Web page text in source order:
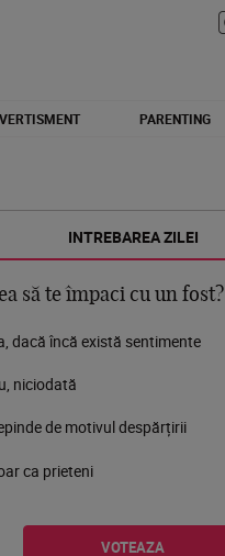
PARENTING
INTREBAREA ZILEI
să te împaci cu un fost?
dacă încă există sentimente
niciodată
de motivul despărțirii
ca prieteni